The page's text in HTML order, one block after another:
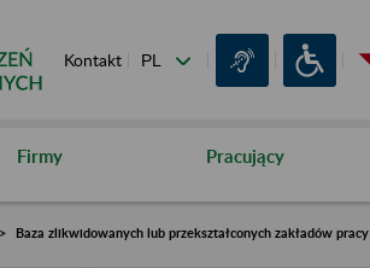
Kontakt
Firmy Pracujący
Baza zlikwidowanych lub przekształconych zakładów pracy